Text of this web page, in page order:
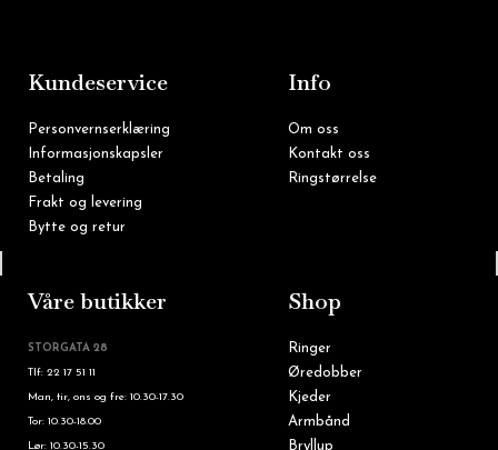
Kundeservice
Personvernserklæring
Informasjonskapsler
Betaling
Frakt og levering
Bytte og retur
Info
Om oss
Kontakt oss
Ringstørrelse
Våre butikker
STORGATA 28
Tlf: 22 17 51 11
Man, tir, ons og fre: 10.30-17.30
Tor: 10.30-18.00
Lør: 10.30-15.30
Shop
Ringer
Øredobber
Kjeder
Armbånd
Bryllup